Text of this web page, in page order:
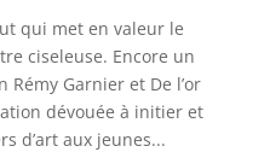
qui met en valeur le
ciseleuse. Encore un
Garnier et De l’or
dévouée à initier et
d’art aux jeunes...